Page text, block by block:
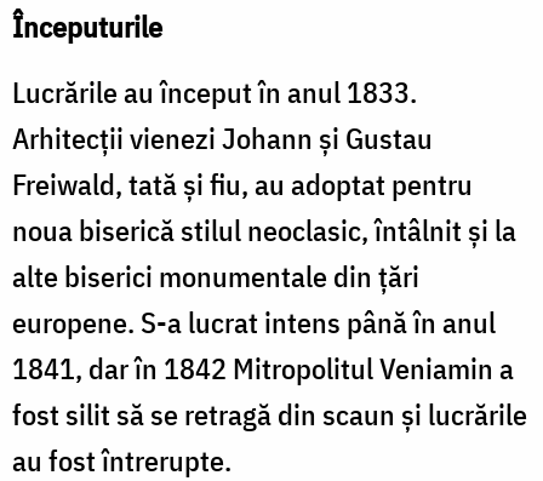
Începuturile
Lucrările au început în anul 1833.
Arhitecţii vienezi Johann şi Gustau
Freiwald, tată şi fiu, au adoptat pentru
noua biserică stilul neoclasic, întâlnit şi la
alte biserici monumentale din ţări
europene. S-a lucrat intens până în anul
1841, dar în 1842 Mitropolitul Veniamin a
fost silit să se retragă din scaun şi lucrările
au fost întrerupte.